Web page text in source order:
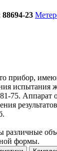
88694-23
прибор,
испытания
75. Аппарат
различные
формы.